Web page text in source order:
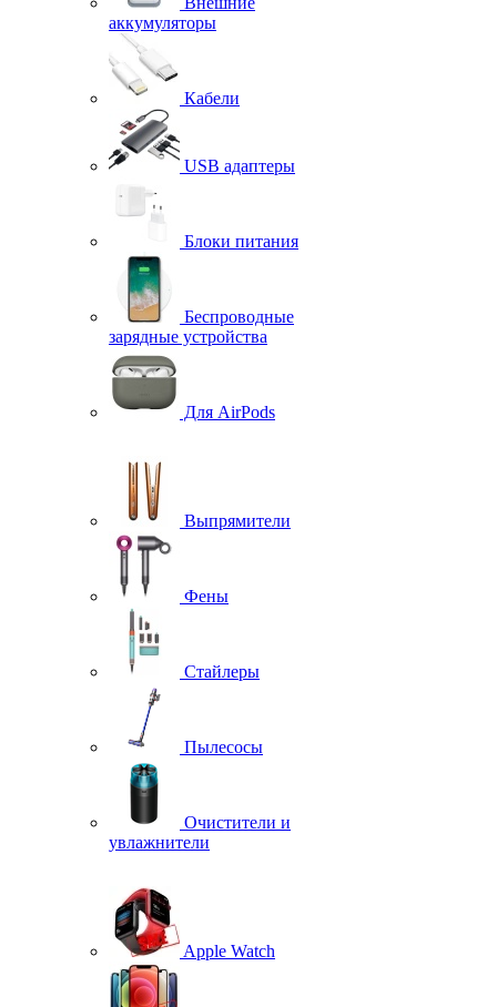
аккумуляторы
Кабели
USB адаптеры
Блоки питания
Беспроводные
зарядные устройства
Для AirPods
Выпрямители
Фены
Стайлеры
Пылесосы
Очистители и
увлажнители
Apple Watch